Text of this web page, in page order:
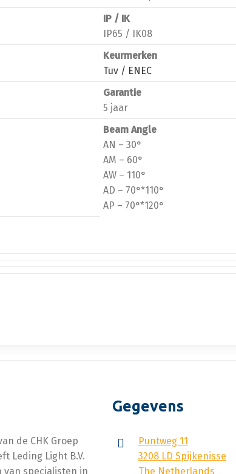
IP / IK
IP65 / IK08
Keurmerken
Tuv / ENEC
Garantie
5 jaar
Beam Angle
AN – 30°
AM – 60°
AW – 110°
AD – 70°*110°
AP – 70°*120°
de CHK Groep
Leding Light B.V.
van specialisten in
Gegevens
Puntweg 11
3208 LD Spijkenisse
The Netherlands